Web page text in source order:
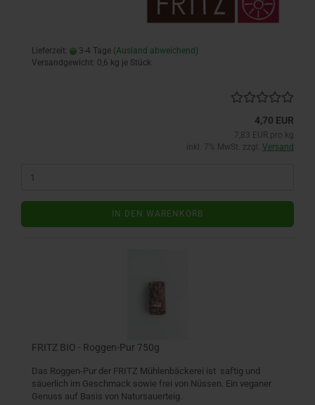
ist kräftig, säuerlich und saftig im Geschmack
sowie frei von Nüssen.Ein Bauernbrot
Lieferzeit: 3-4 Tage (Ausland abweichend)
Versandgewicht: 0,6 kg je Stück
4,70 EUR
7,83 EUR pro kg
inkl. 7% MwSt. zzgl. Versand
IN DEN WARENKORB
FRITZ BIO - Roggen-Pur 750g
Das Roggen-Pur der FRITZ Mühlenbäckerei ist saftig und
säuerlich im Geschmack sowie frei von Nüssen. Ein veganer
Genuss auf Basis von Natursauerteig.